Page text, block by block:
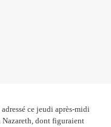
ce jeudi après-midi
Nazareth, dont figuraient